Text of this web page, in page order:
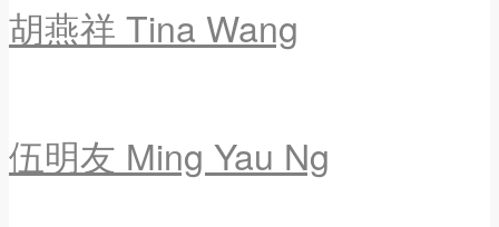
胡燕祥 Tina Wang
伍明友 Ming Yau Ng